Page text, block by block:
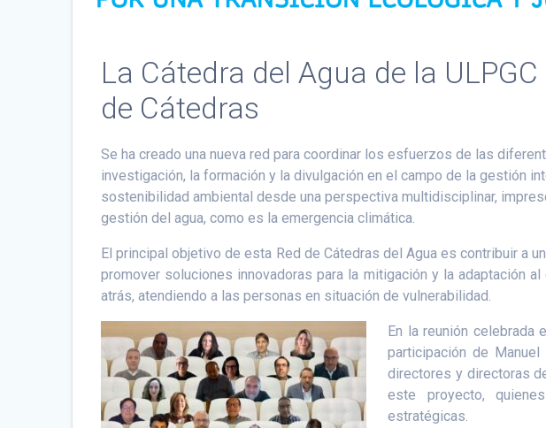
La Cátedra del Agua de la
de Cátedras
Se ha creado una nueva red para coordinar los esfuerzos de las
investigación, la formación y la divulgación en el campo de la gestión
sostenibilidad ambiental desde una perspectiva multidisciplinar,
gestión del agua, como es la emergencia climática.
El principal objetivo de esta Red de Cátedras del Agua es contribuir a
promover soluciones innovadoras para la mitigación y la adaptación
atrás, atendiendo a las personas en situación de vulnerabilidad.
En la reunión celebrada
participación de
directores y directoras
este proyecto,
estratégicas.